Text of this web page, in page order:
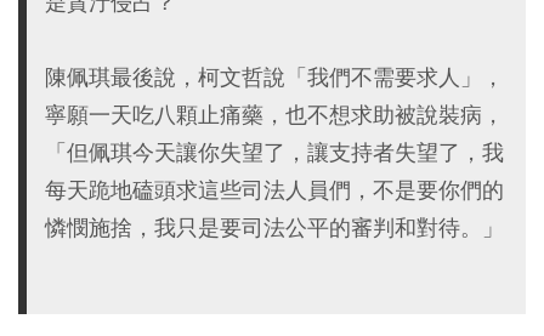
陳佩琪最後說，柯文哲說「我們不需要求人」，
寧願一天吃八顆止痛藥，也不想求助被說裝病，
「但佩琪今天讓你失望了，讓支持者失望了，我
每天跪地磕頭求這些司法人員們，不是要你們的
憐憫施捨，我只是要司法公平的審判和對待。」